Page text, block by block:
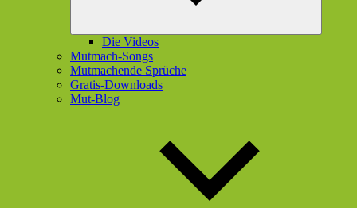
Die Videos
Mutmach-Songs
Mutmachende Sprüche
Gratis-Downloads
Mut-Blog